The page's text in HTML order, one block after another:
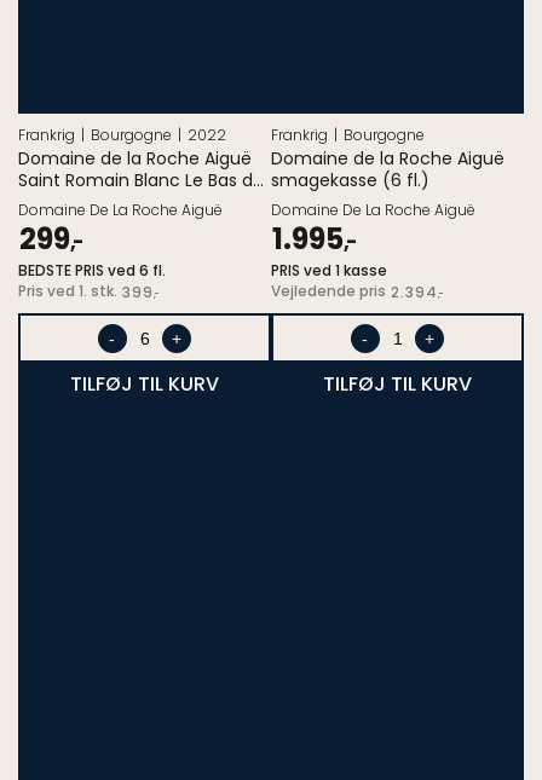
Frankrig Bourgogne 2022
Domaine de la Roche Aiguë
Saint Romain Blanc Le Bas de
Poillanges 2022
Domaine De La Roche Aiguë
299,-
BEDSTE PRIS ved 6 fl.
Pris ved 1. stk. Pris
ved
1.
stk.
399,-
- +
TILFØJ TIL KURV
Frankrig Bourgogne
Domaine de la Roche Aiguë
smagekasse (6 fl.)
Domaine De La Roche Aiguë
Salgspris
1.995,-
PRIS ved 1 kasse
Vejledende pris 2.394,-
- +
TILFØJ TIL KURV